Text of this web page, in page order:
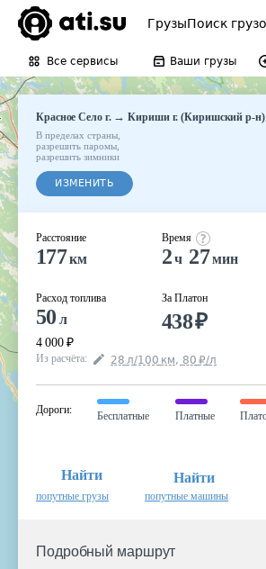
ГрузыПоиск
Все сервисы Ваши грузы
Красное Село г.→Кириши г. (Киришский р-н)
В пределах страны
разрешить паромы
разрешить зимники
ИЗМЕНИТЬ
Расстояние
177км
Расход топлива
50 л
4 000 ₽
Время
2 ч 27мин
За Платон
438₽
Из расчёта: 28 л/100 км, 80 ₽/л
Дороги:
Бесплатные Платные
Найти
попутные грузы
Найти
попутные машины
Подробный маршрут